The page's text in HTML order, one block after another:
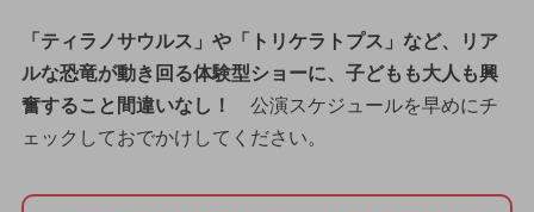
「ティラノサウルス」や「トリケラトプス」など、リア
ルな恐竜が動き回る体験型ショーに、子どもも大人も興
奮すること間違いなし！
公演スケジュールを早めにチ
ェックしておでかけしてください。